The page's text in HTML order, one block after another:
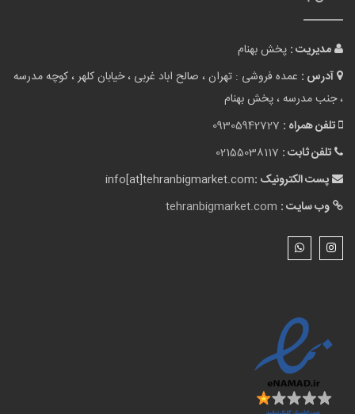
مدیریت : پخش بهنام
آدرس : عمده فروشی : تهران ، صالح اباد غربی ، خیابان کلهر ، کوچه مدرسه
، جنب مدرسه ، پخش بهنام
تلفن همراه : 09305942727
تلفن ثابت : 02155038117
پست الکترونیک :info[at]tehranbigmarket.com
وب سایت : tehranbigmarket.com